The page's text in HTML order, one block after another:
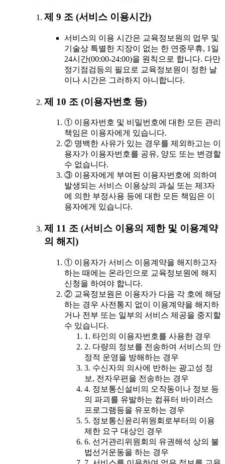
제 9 조 (서비스 이용시간)
서비스의 이용 시간은 교육정보원의 업무 및
기술상 특별한 지장이 없는 한 연중무휴, 1일
24시간(00:00-24:00)을 원칙으로 합니다. 다만
정기점검등의 필요로 교육정보원이 정한 날
이나 시간은 그러하지 아니합니다.
제 10 조 (이용자번호 등)
① 이용자번호 및 비밀번호에 대한 모든 관리
책임은 이용자에게 있습니다.
② 명백한 사유가 있는 경우를 제외하고는 이
용자가 이용자번호를 공유, 양도 또는 변경할
수 없습니다.
③ 이용자에게 부여된 이용자번호에 의하여
발생되는 서비스 이용상의 과실 또는 제3자
에 의한 부정사용 등에 대한 모든 책임은 이
용자에게 있습니다.
제 11 조 (서비스 이용의 제한 및 이용계약
의 해지)
① 이용자가 서비스 이용계약을 해지하고자
하는 때에는 온라인으로 교육정보원에 해지
신청을 하여야 합니다.
② 교육정보원은 이용자가 다음 각 호에 해당
하는 경우 사전통지 없이 이용계약을 해지하
거나 전부 또는 일부의 서비스 제공을 중지할
수 있습니다.
1. 타인의 이용자번호를 사용한 경우
2. 다량의 정보를 전송하여 서비스의 안
정적 운영을 방해하는 경우
3. 수신자의 의사에 반하는 광고성 정
보, 전자우편을 전송하는 경우
4. 정보통신설비의 오작동이나 정보 등
의 파괴를 유발하는 컴퓨터 바이러스
프로그램등을 유포하는 경우
5. 정보통신윤리위원회로부터의 이용
제한 요구 대상인 경우
6. 선거관리위원회의 유권해석 상의 불
법선거운동을 하는 경우